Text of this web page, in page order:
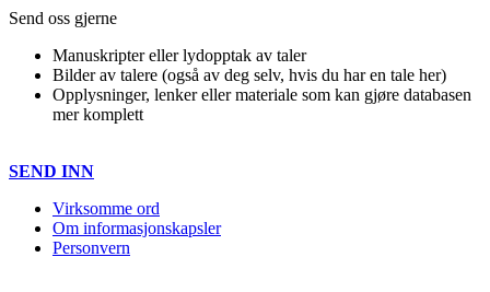
Send oss gjerne
Manuskripter eller lydopptak av taler
Bilder av talere (også av deg selv, hvis du har en tale her)
Opplysninger, lenker eller materiale som kan gjøre databasen
mer komplett
SEND INN
Virksomme ord
Om informasjonskapsler
Personvern